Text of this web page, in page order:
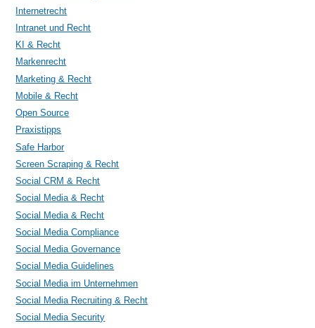
Internetrecht
Intranet und Recht
KI & Recht
Markenrecht
Marketing & Recht
Mobile & Recht
Open Source
Praxistipps
Safe Harbor
Screen Scraping & Recht
Social CRM & Recht
Social Media & Recht
Social Media & Recht
Social Media Compliance
Social Media Governance
Social Media Guidelines
Social Media im Unternehmen
Social Media Recruiting & Recht
Social Media Security